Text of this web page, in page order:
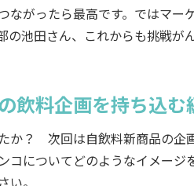
つながったら最高です。ではマ
の池田さん、これからも挑戦が
飲料企画を持ち込
か？ 次回は自飲料新商品の企
コについてどのようなイメー
い。